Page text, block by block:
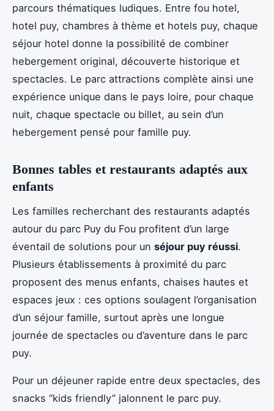
parcours thématiques ludiques. Entre fou hotel,
hotel puy, chambres à thème et hotels puy, chaque
séjour hotel donne la possibilité de combiner
hebergement original, découverte historique et
spectacles. Le parc attractions complète ainsi une
expérience unique dans le pays loire, pour chaque
nuit, chaque spectacle ou billet, au sein d’un
hebergement pensé pour famille puy.
Bonnes tables et restaurants adaptés aux
enfants
Les familles recherchant des restaurants adaptés
autour du parc Puy du Fou profitent d’un large
éventail de solutions pour un séjour puy réussi.
Plusieurs établissements à proximité du parc
proposent des menus enfants, chaises hautes et
espaces jeux : ces options soulagent l’organisation
d’un séjour famille, surtout après une longue
journée de spectacles ou d’aventure dans le parc
puy.
Pour un déjeuner rapide entre deux spectacles, des
snacks “kids friendly” jalonnent le parc puy.